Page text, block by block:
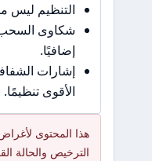
التنظيم ليس
شكاوى السحب
إضافيًا.
إشارات
الأقوى تنظيمًا.
هذا المحتوى
الترخيص والحالة